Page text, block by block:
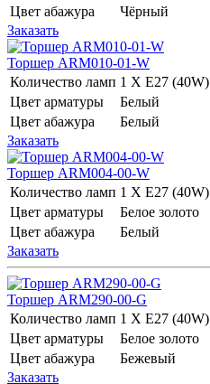
Цвет абажура
Чёрный
Заказать
Торшер ARM010-01-W
Количество ламп 1 Х E27 (40W)
Цвет арматуры
Белый
Цвет абажура
Белый
Заказать
Торшер ARM004-00-W
Количество ламп 1 Х E27 (40W)
Цвет арматуры
Белое золото
Цвет абажура
Белый
Заказать
Торшер ARM290-00-G
Количество ламп 1 Х E27 (40W)
Цвет арматуры
Белое золото
Цвет абажура
Бежевый
Заказать